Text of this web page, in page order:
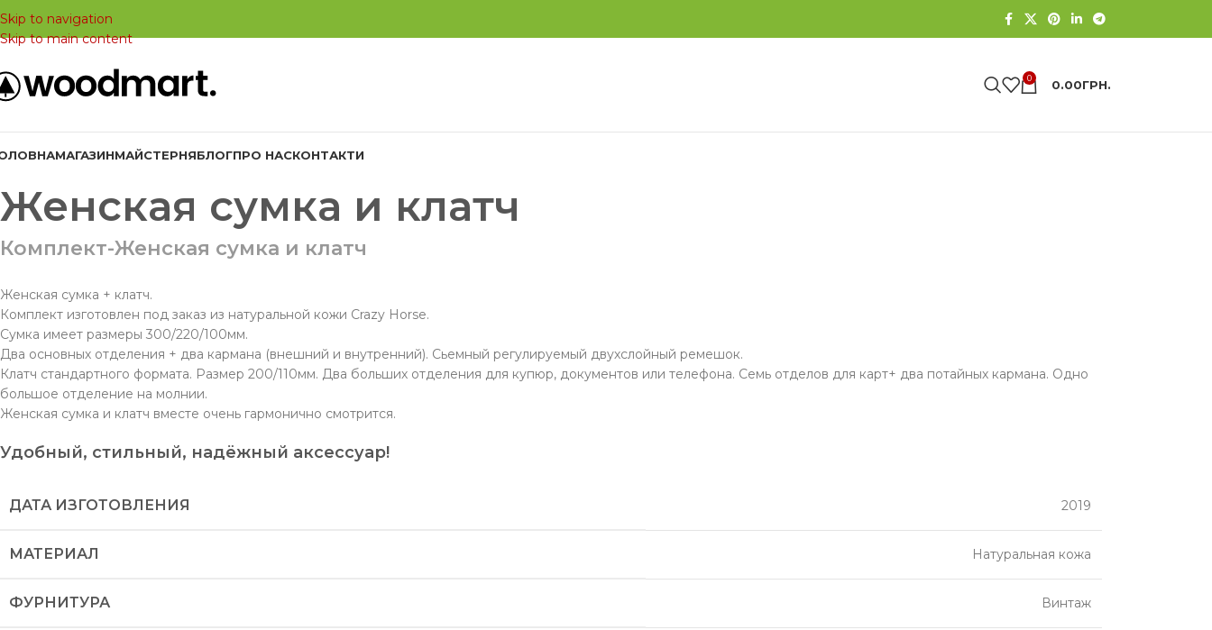
Skip to navigation
Skip to main content
0 0.00ГРН.
МАГАЗИНМАЙСТЕРНЯБЛОГПРО НАСКОНТАКТИ
Женская сумка и клатч
Комплект-Женская сумка и клатч
Женская сумка + клатч.
Комплект изготовлен под заказ из натуральной кожи Crazy Horse.
Сумка имеет размеры 300/220/100мм.
Два основных отделения + два кармана (внешний и внутренний). Сьемный регулируемый двухслойный ремешок.
Клатч стандартного формата. Размер 200/110мм. Два больших отделения для купюр, документов или телефона. Семь отделов для карт+ два потайных кармана. Одно
большое отделение на молнии.
Женская сумка и клатч вместе очень гармонично смотрится.
Удобный, стильный, надёжный аксессуар!
ДАТА ИЗГОТОВЛЕНИЯ 2019
МАТЕРИАЛ Натуральная кожа
ФУРНИТУРА Винтаж